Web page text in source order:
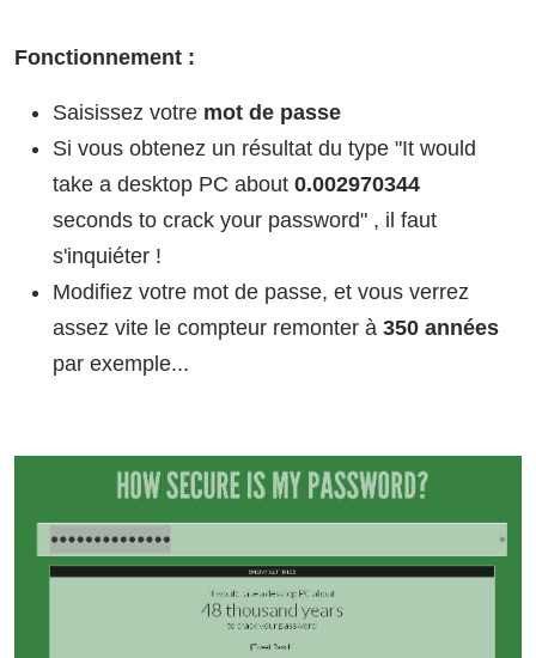
Fonctionnement :
Saisissez votre mot de passe
Si vous obtenez un résultat du type "It would
take a desktop PC about 0.002970344
seconds to crack your password" , il faut
s'inquiéter !
Modifiez votre mot de passe, et vous verrez
assez vite le compteur remonter à 350 années
par exemple...